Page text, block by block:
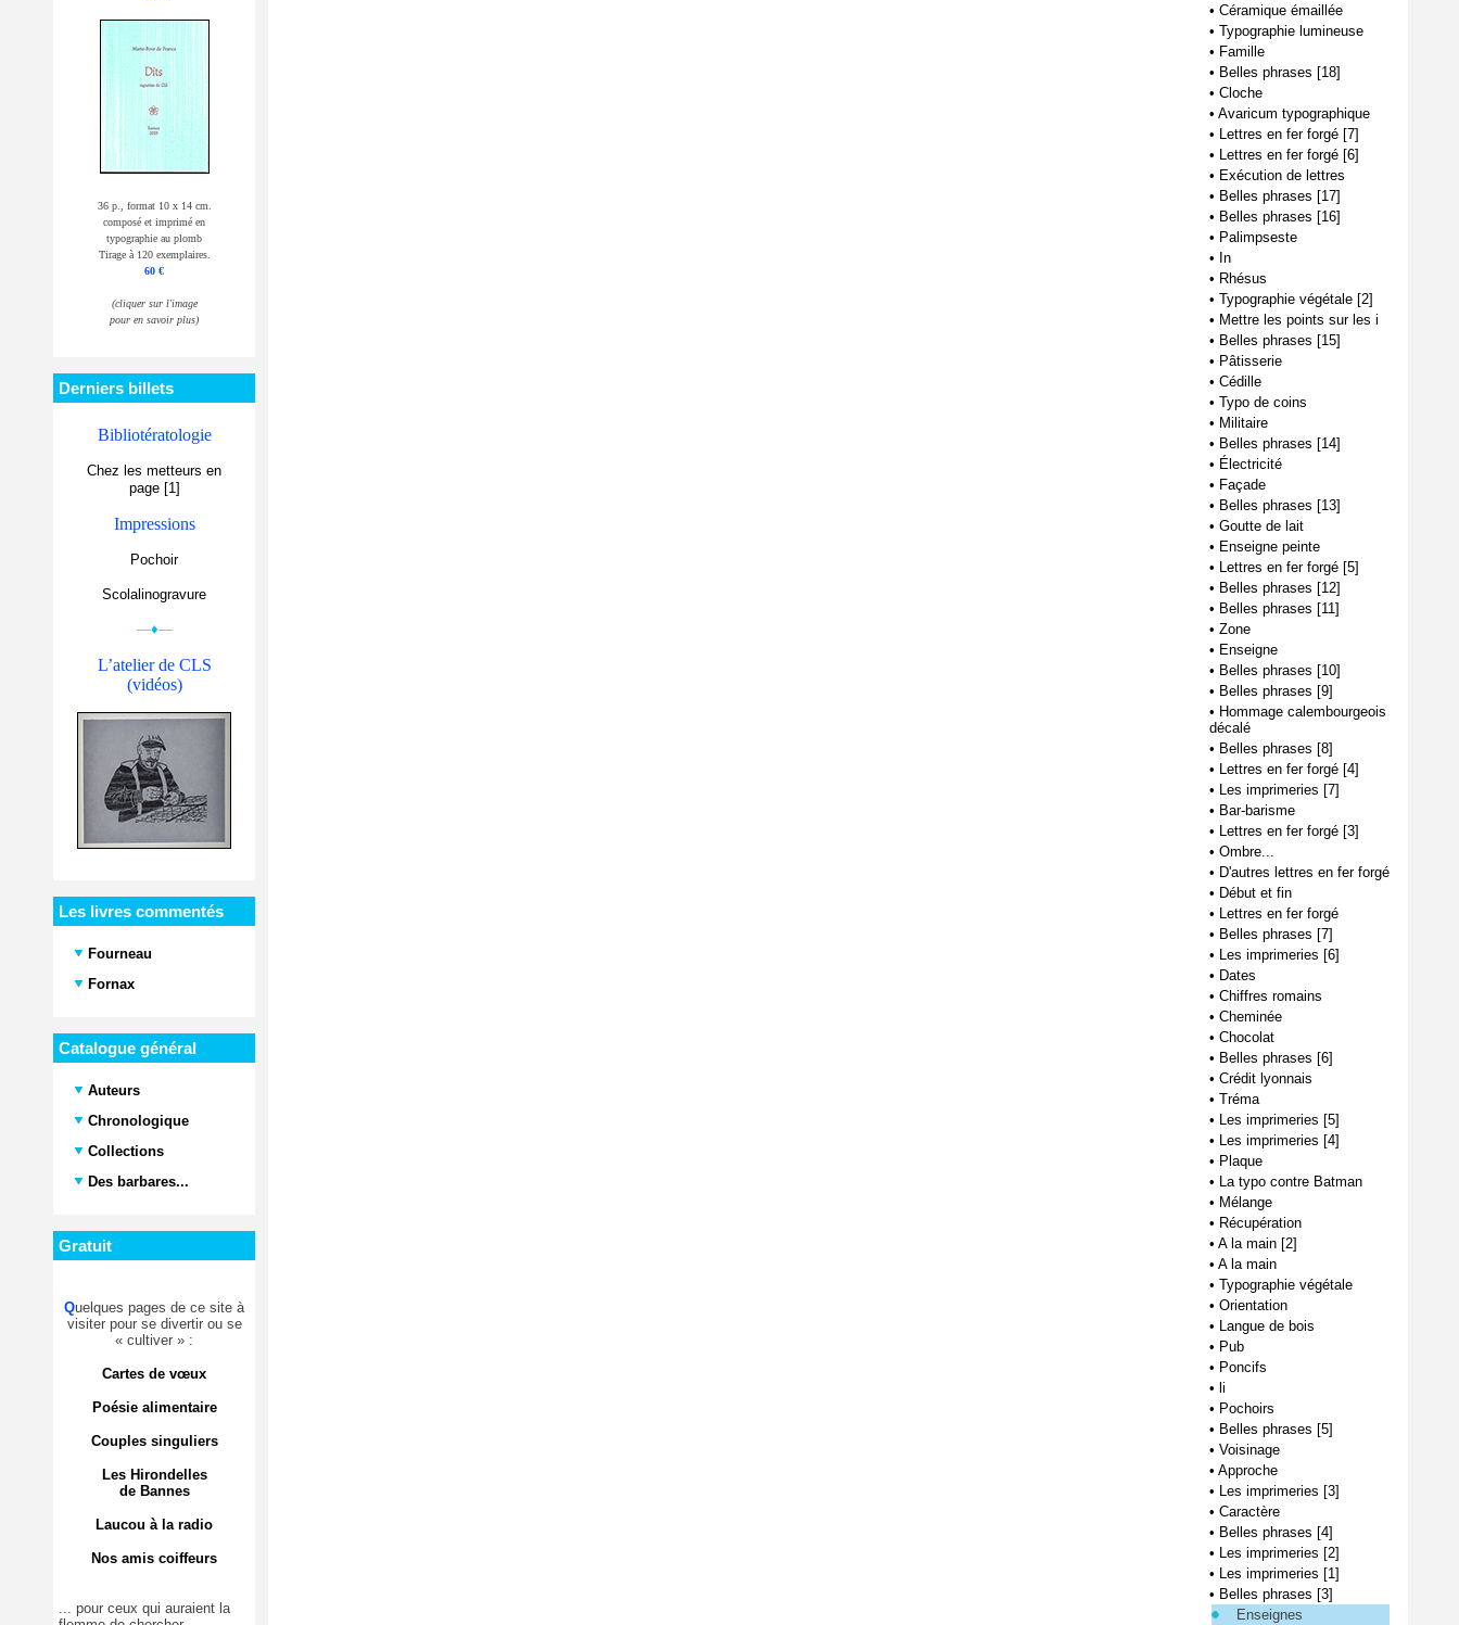
36 p., format 10 x 14 cm.
composé et imprimé en
typographie au plomb
Tirage à 120 exemplaires.
60 €
(cliquer sur l'image
pour en savoir plus)
Derniers billets
Bibliotératologie
Chez les metteurs en
page [1]
Impressions
Pochoir
Scolalinogravure
—♦—
L’atelier de CLS
(vidéos)
Les livres commentés
Fourneau
Fornax
Catalogue général
Auteurs
Chronologique
Collections
Des barbares...
Gratuit
Quelques pages de ce site à
visiter pour se divertir ou se
« cultiver » :
Cartes de vœux
Poésie alimentaire
Couples singuliers
Les Hirondelles
de Bannes
Laucou à la radio
Nos amis coiffeurs
... pour ceux qui auraient la
• Céramique émaillée
• Typographie lumineuse
• Famille
• Belles phrases [18]
• Cloche
• Avaricum typographique
• Lettres en fer forgé [7]
• Lettres en fer forgé [6]
• Exécution de lettres
• Belles phrases [17]
• Belles phrases [16]
• Palimpseste
• In
• Rhésus
• Typographie végétale [2]
• Mettre les points sur les i
• Belles phrases [15]
• Pâtisserie
• Cédille
• Typo de coins
• Militaire
• Belles phrases [14]
• Électricité
• Façade
• Belles phrases [13]
• Goutte de lait
• Enseigne peinte
• Lettres en fer forgé [5]
• Belles phrases [12]
• Belles phrases [11]
• Zone
• Enseigne
• Belles phrases [10]
• Belles phrases [9]
• Hommage calembourgeois
décalé
• Belles phrases [8]
• Lettres en fer forgé [4]
• Les imprimeries [7]
• Bar-barisme
• Lettres en fer forgé [3]
• Ombre...
• D'autres lettres en fer forgé
• Début et fin
• Lettres en fer forgé
• Belles phrases [7]
• Les imprimeries [6]
• Dates
• Chiffres romains
• Cheminée
• Chocolat
• Belles phrases [6]
• Crédit lyonnais
• Tréma
• Les imprimeries [5]
• Les imprimeries [4]
• Plaque
• La typo contre Batman
• Mélange
• Récupération
• A la main [2]
• A la main
• Typographie végétale
• Orientation
• Langue de bois
• Pub
• Poncifs
• li
• Pochoirs
• Belles phrases [5]
• Voisinage
• Approche
• Les imprimeries [3]
• Caractère
• Belles phrases [4]
• Les imprimeries [2]
• Les imprimeries [1]
• Belles phrases [3]
Enseignes